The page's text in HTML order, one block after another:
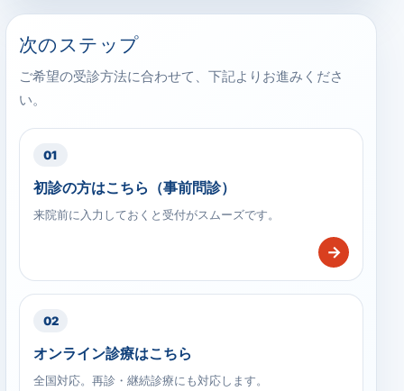
次のステップ
ご希望の受診方法に合わせて、下記よりお進みくださ
い。
01
初診の方はこちら（事前問診）
来院前に入力しておくと受付がスムーズです。
→
02
オンライン診療はこちら
全国対応。再診・継続診療にも対応します。